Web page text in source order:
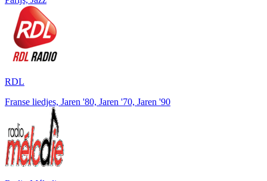
RDL
Franse liedjes, Jaren '80, Jaren '70, Jaren '90